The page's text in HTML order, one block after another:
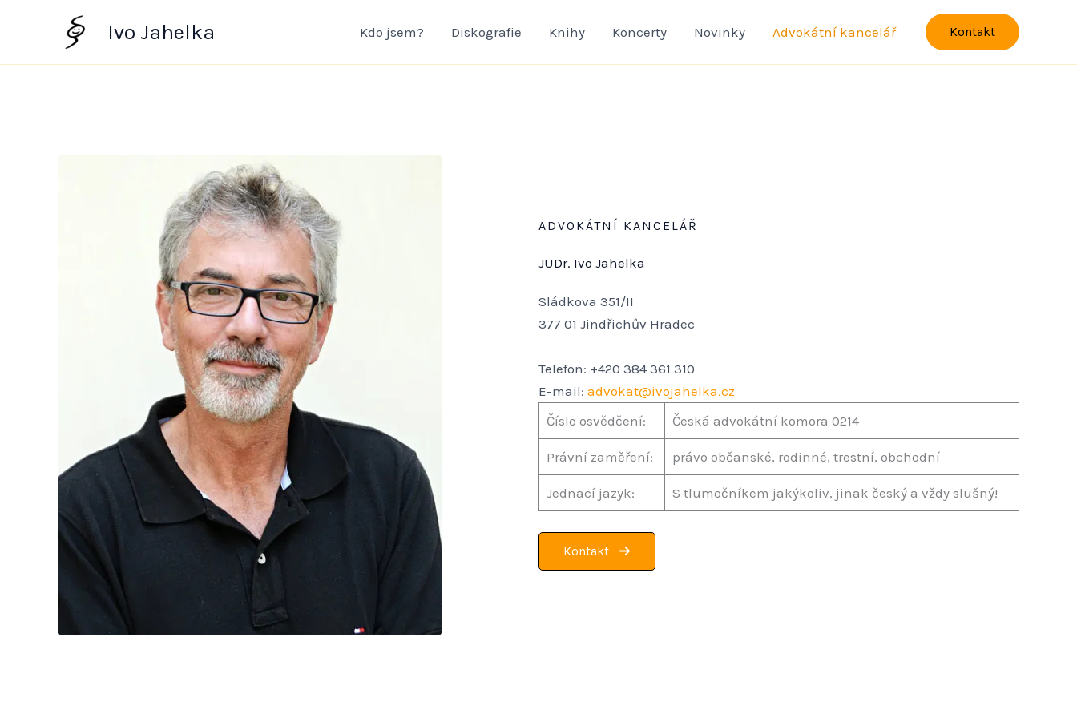
Ivo Jahelka Kdo jsem? Diskografie Knihy Koncerty Novinky Advokátní kancelář Kontakt
ADVOKÁTNÍ KANCELÁŘ
JUDr. Ivo Jahelka
Sládkova 351/II
377 01 Jindřichův Hradec
Telefon: +420 384 361 310
E-mail: advokat@ivojahelka.cz
Číslo osvědčení:
Česká advokátní komora 0214
Právní zaměření: právo občanské, rodinné, trestní, obchodní
Jednací jazyk: S tlumočníkem jakýkoliv, jinak český a vždy slušný!
Kontakt